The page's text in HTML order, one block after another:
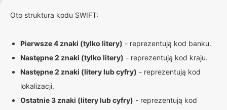
Oto struktura kodu SWIFT:
Pierwsze 4 znaki (tylko litery) - reprezentują kod banku.
Następne 2 znaki (tylko litery) - reprezentują kod kraju.
Następne 2 znaki (litery lub cyfry) - reprezentują kod
lokalizacji.
Ostatnie 3 znaki (litery lub cyfry) - reprezentują kod